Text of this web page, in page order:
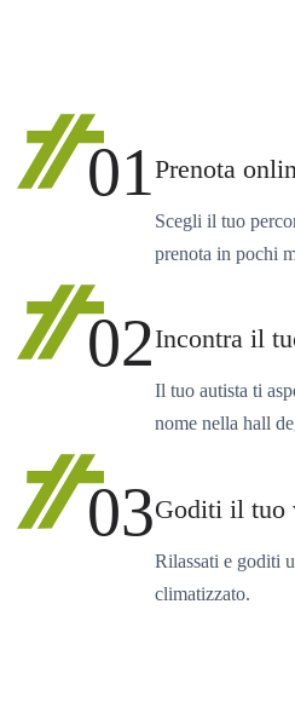
01Prenota
Scegli il tuo
prenota in pochi
02Incontra il
Il tuo autista ti
nome nella hall
03Goditi il tuo
Rilassati e goditi
climatizzato.